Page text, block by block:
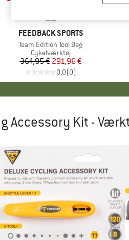
MÆRKE
FEEDBACK SPORTS
Artikel
Team Edition Tool Bag
Produktgruppe
Cykelværktøj
Pris
364,95 € Nedsat pris
291,96 €
0,0(0)
Accessory Kit -